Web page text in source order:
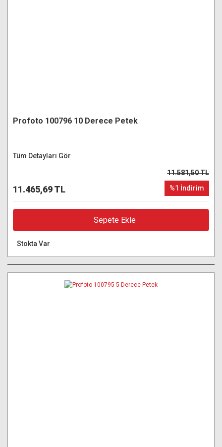
Profoto 100796 10 Derece Petek
Tüm Detayları Gör
11.465,69 TL
11.581,50 TL
%1 İndirim
Sepete Ekle
Stokta Var